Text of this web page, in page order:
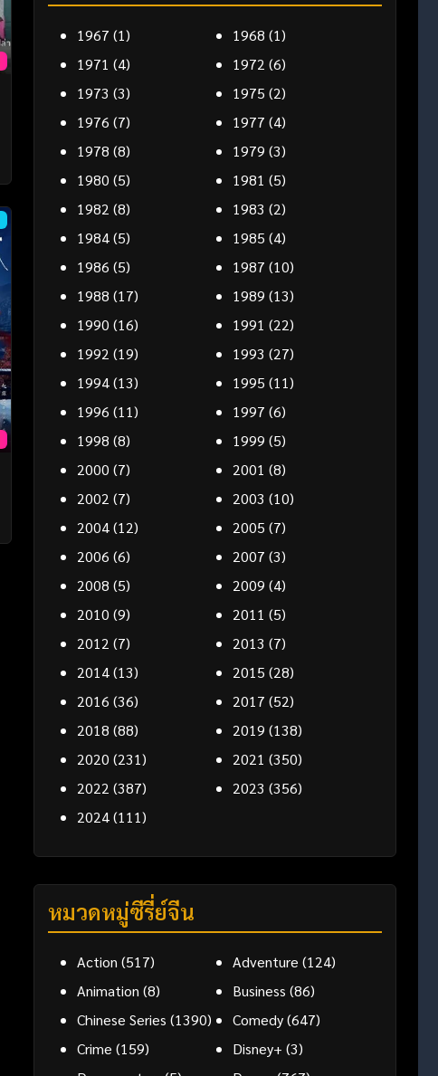
1967 (1) 1968 (1)
1971 (4) 1972 (6)
1973 (3) 1975 (2)
1976 (7) 1977 (4)
1978 (8) 1979 (3)
1980 (5) 1981 (5)
1982 (8) 1983 (2)
1984(5) 1985 (4)
1986 (5) 1987 (10)
1988 (17) 1989 (13)
1990 (16) 1991 (22)
1992 (19) 1993 (27)
1994(13) 1995 (11)
1996 (11) 1997 (6)
1998 (8) 1999 (5)
2000 (7) 2001 (8)
2002 (7) 2003 (10)
2004(12) 2005 (7)
2006 (6) 2007 (3)
2008 (5) 2009 (4)
2010 (9) 2011 (5)
2012 (7) 2013 (7)
2014(13) 2015 (28)
2016 (36) 2017 (52)
2018 (88) 2019 (138)
2020 (231) 2021 (350)
2022 (387) 2023 (356)
2024(111)
หมวดหมู่ซีรี่ย์จีน
Action (517) Adventure (124)
Animation (8) Business (86)
Chinese Series (1390) Comedy(647)
Crime (159) Disney+ (3)